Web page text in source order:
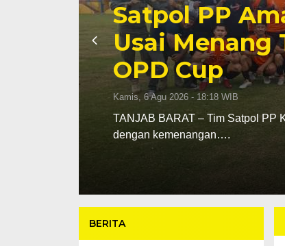
di
OPD Cup 2026
PPAD
Kamis, 6 Agu 2026 -
JAMBI –
Nyamin pada…
BERITA